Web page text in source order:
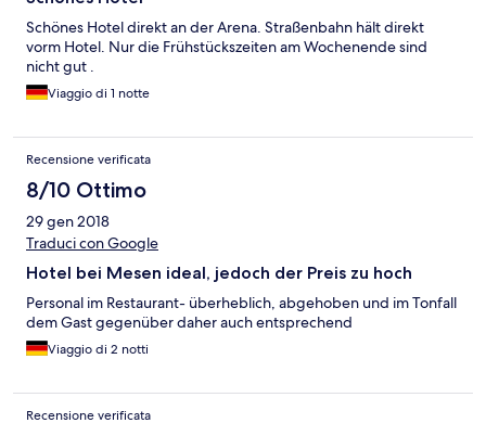
Schönes Hotel direkt an der Arena. Straßenbahn hält direkt
vorm Hotel. Nur die Frühstückszeiten am Wochenende sind
nicht gut .
Viaggio di 1 notte
Recensione verificata
8/10 Ottimo
29 gen 2018
Traduci con Google
Hotel bei Mesen ideal, jedoch der Preis zu hoch
Personal im Restaurant- überheblich, abgehoben und im Tonfall
dem Gast gegenüber daher auch entsprechend
Viaggio di 2 notti
Recensione verificata